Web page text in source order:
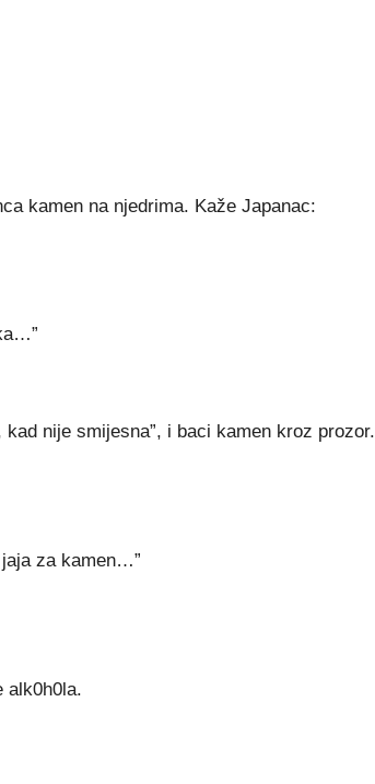
kamen na njedrima. Kaže Japanac:
nije smijesna”, i baci kamen kroz prozor.
za kamen…”
alk0h0la.